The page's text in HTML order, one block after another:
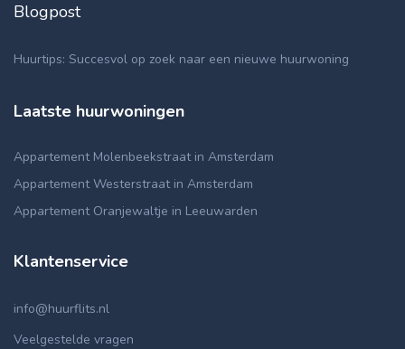
Blogpost
Huurtips: Succesvol op zoek naar een nieuwe huurwoning
Laatste huurwoningen
Appartement Molenbeekstraat in Amsterdam
Appartement Westerstraat in Amsterdam
Appartement Oranjewaltje in Leeuwarden
Klantenservice
info@huurflits.nl
Veelgestelde vragen